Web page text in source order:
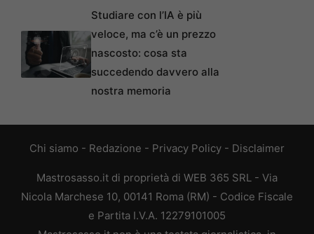
Studiare con l’IA è più
veloce, ma c’è un prezzo
nascosto: cosa sta
succedendo davvero alla
nostra memoria
Chi siamo - Redazione - Privacy Policy - Disclaimer
Mastrosasso.it di proprietà di WEB 365 SRL - Via
Nicola Marchese 10, 00141 Roma (RM) - Codice Fiscale
e Partita I.V.A. 12279101005